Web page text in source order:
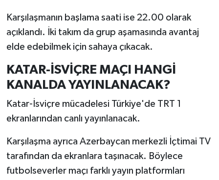
Karşılaşmanın başlama saati ise 22.00 olarak
açıklandı. İki takım da grup aşamasında avantaj
elde edebilmek için sahaya çıkacak.
KATAR-İSVİÇRE MAÇI HANGİ
KANALDA YAYINLANACAK?
Katar-İsviçre mücadelesi Türkiye'de TRT 1
ekranlarından canlı yayınlanacak.
Karşılaşma ayrıca Azerbaycan merkezli İçtimai TV
tarafından da ekranlara taşınacak. Böylece
futbolseverler maçı farklı yayın platformları